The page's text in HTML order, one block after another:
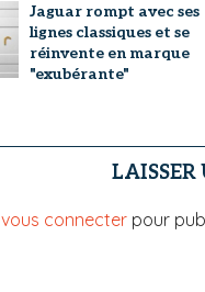
Jaguar rompt avec ses
lignes classiques et se
réinvente en marque
"exubérante"
vous connecter pour